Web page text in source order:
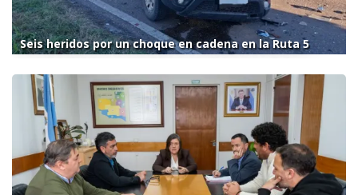
Seis heridos por un choque en cadena en la Ruta 5